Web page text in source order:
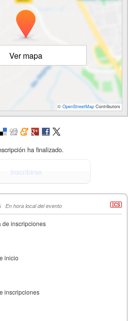
Ver mapa
© OpenStreetMap Contributors
ha finalizado.
Inscribirse
En hora local del evento
de inscripciones
inicio
inscripciones